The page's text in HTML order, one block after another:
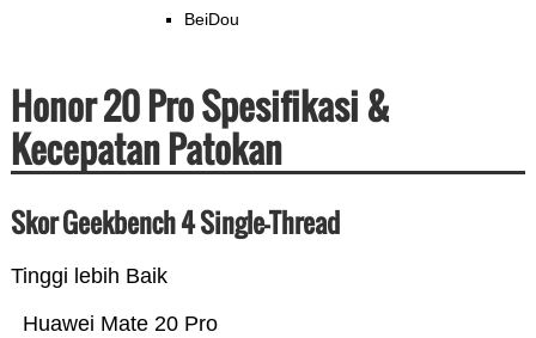
BeiDou
Honor 20 Pro Spesifikasi &
Kecepatan Patokan
Skor Geekbench 4 Single-Thread
Tinggi lebih Baik
Huawei Mate 20 Pro